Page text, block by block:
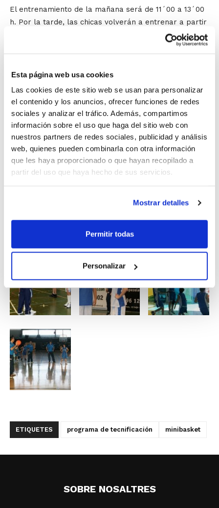
Esta página web usa cookies
Las cookies de este sitio web se usan para personalizar
el contenido y los anuncios, ofrecer funciones de redes
sociales y analizar el tráfico. Además, compartimos
información sobre el uso que haga del sitio web con
nuestros partners de redes sociales, publicidad y análisis
web, quienes pueden combinarla con otra información
que les haya proporcionado o que hayan recopilado a
partir del uso que haya hecho de sus servicios.
Mostrar detalles
Permitir todas
Personalizar
El entrenamiento de la mañana será de 11´00 a 13´00
h. Por la tarde, las chicas volverán a entrenar a partir
de las 17´00 h. y los chicos aprovecharán para
disputar el que será su segundo encuentro amistoso,
como rival.
La configuración de las Selecciones
Autonómicas es siempre la última fase del
Programa de Tecnificación , un proyecto
ambicioso puesto en marcha por la FBCV
en colaboración con los clubes que
la Comunidad y ayudarles en su
ETIQUETES programa de tecnificación minibasket
SOBRE NOSALTRES